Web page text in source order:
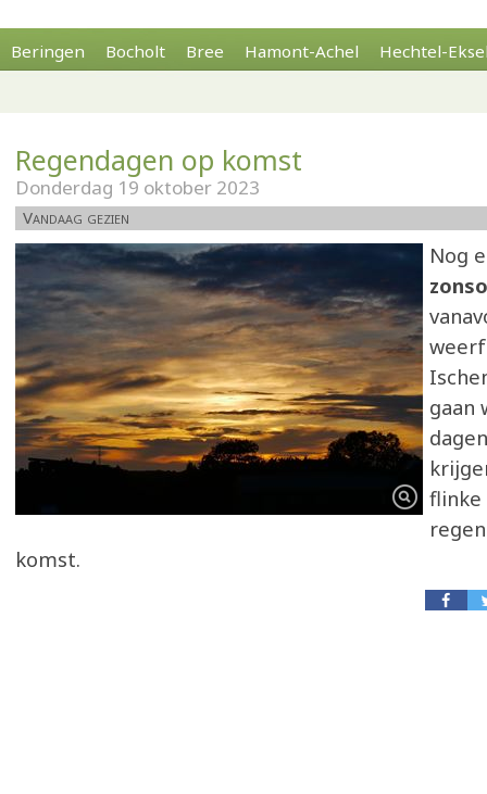
Beringen Bocholt Bree Hamont-Achel Hechtel-
Regendagen op komst
Donderdag 19 oktober 2023
Vandaag gezien
Nog
gaan
komst.